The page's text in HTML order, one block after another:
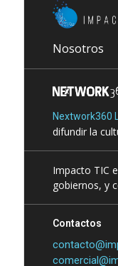
Nosotros
Nextwork360
difundir la
Impacto TIC
gobiernos, y
Contactos